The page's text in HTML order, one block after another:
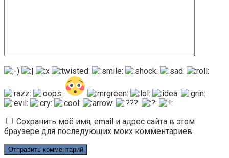
Сохранить моё имя, email и адрес сайта в этом
браузере для последующих моих комментариев.